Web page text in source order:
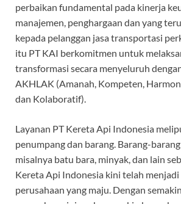
perbaikan fundamental pada kinerja
manajemen, penghargaan dan yang
kepada pelanggan jasa transportasi
itu PT KAI berkomitmen untuk
transformasi secara menyeluruh
AKHLAK (Amanah, Kompeten,
dan Kolaboratif).
Layanan PT Kereta Api Indonesia
penumpang dan barang. Barang-
misalnya batu bara, minyak, dan lain
Kereta Api Indonesia kini telah menjadi
perusahaan yang maju. Dengan